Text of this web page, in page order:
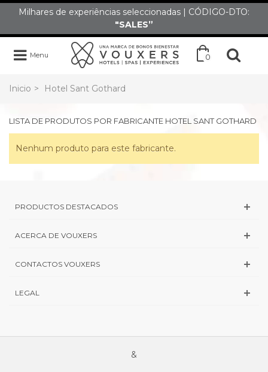
Milhares de experiências seleccionadas | CÓDIGO-DTO:
"SALES”
Menu 0
Inicio > Hotel Sant Gothard
LISTA DE PRODUTOS POR FABRICANTE HOTEL SANT GOTHARD
Nenhum produto para este fabricante.
PRODUCTOS DESTACADOS
ACERCA DE VOUXERS
CONTACTOS VOUXERS
LEGAL
&